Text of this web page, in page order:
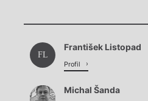
Načítá
FL
František Listopad
Profil
Michal Šanda